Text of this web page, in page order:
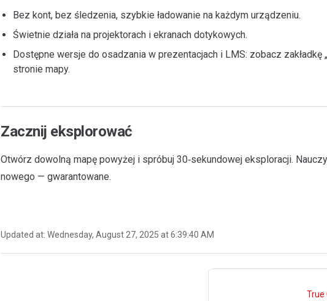
Bez kont, bez śledzenia, szybkie ładowanie na każdym urządzeniu.
Świetnie działa na projektorach i ekranach dotykowych.
Dostępne wersje do osadzania w prezentacjach i LMS: zobacz zakładkę
stronie mapy.
Zacznij eksplorować
Otwórz dowolną mapę powyżej i spróbuj 30‑sekundowej eksploracji.
nowego — gwarantowane.
Updated at: Wednesday, August 27, 2025 at 6:39:40 AM
True